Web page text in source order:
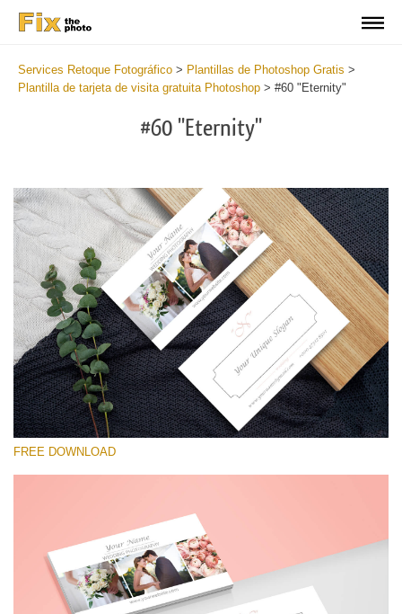
Services Retoque Fotográfico > Plantillas de Photoshop Gratis >
Plantilla de tarjeta de visita gratuita Photoshop > #60 "Eternity"
#60 "Eternity"
Por favor seleccione
Free Template #60
Senior Price List
FREE DOWNLOAD